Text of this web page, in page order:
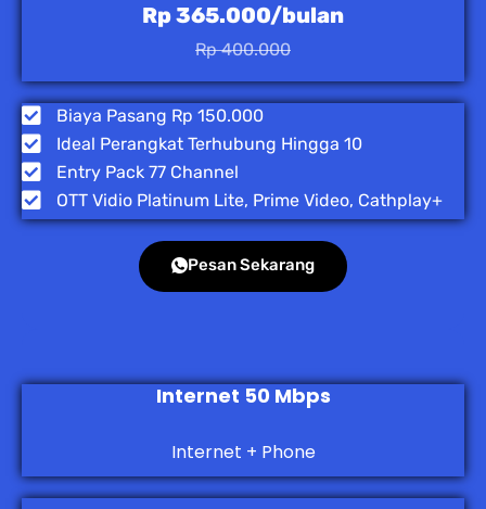
Rp 365.000/bulan
Rp 400.000
Biaya Pasang Rp 150.000
Ideal Perangkat Terhubung Hingga 10
Entry Pack 77 Channel
OTT Vidio Platinum Lite, Prime Video, Cathplay+
Pesan Sekarang
Internet 50 Mbps
Internet + Phone